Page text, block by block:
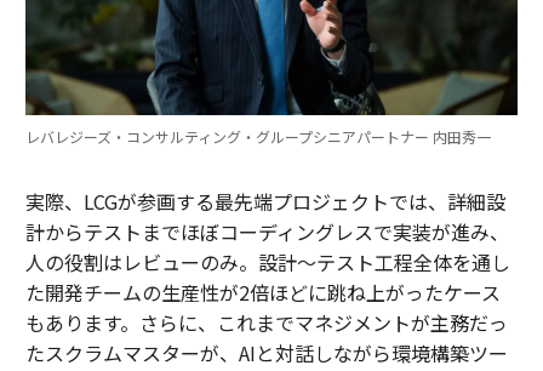
レバレジーズ・コンサルティング・グループシニアパートナー 内田秀一
実際、LCGが参画する最先端プロジェクトでは、詳細設
計からテストまでほぼコーディングレスで実装が進み、
人の役割はレビューのみ。設計～テスト工程全体を通し
た開発チームの生産性が2倍ほどに跳ね上がったケース
もあります。さらに、これまでマネジメントが主務だっ
たスクラムマスターが、AIと対話しながら環境構築ツー